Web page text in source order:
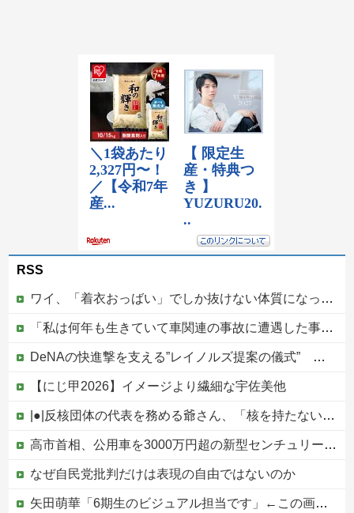
RSS
ワイ、「着衣おっばい」でしか抜けない体質になってしまうｗｗｗｗｗ
「私は何年も生きていて車関連の事故に遭遇した事がありません、これが保険に入る必要がない答えです。任意保険入れ は押し付け」←大炎上でボコボコにｗｗｗｗｗｗｗｗｗｗｗ
DeNAの快進撃を支える”レイノルズ提案の儀式” 決勝2ランの宮下が明かす「儀式を始めてから、チームが一つになっている」
【にじ甲2026】イメージより繊細な宇佐美他
|●|反核団体の代表を務める爺さん、「核を持たないで日本を守れますか」と中学生に詰問された結果……
高市首相、公用車を3000万円超の新型センチュリーSUVに変更ｗｗｗｗｗｗｗ
なぜ自民党批判だけは表現の自由ではないのか
矢田萌華「6期生のビジュアル担当です」←この画像を見れば誰もが納得【画像あり】